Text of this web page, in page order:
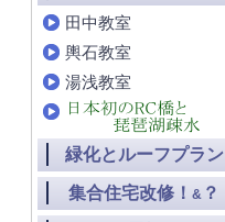
田中教室
輿石教室
湯浅教室
緑化とルーフプラン
集合住宅改修！ & ？